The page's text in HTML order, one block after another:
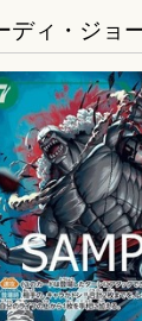
ディ・ジョ